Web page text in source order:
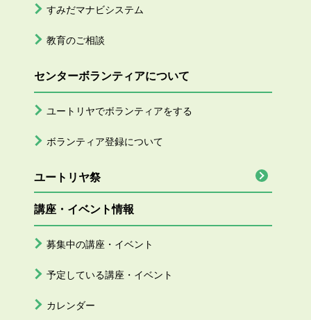
すみだマナビシステム
教育のご相談
センターボランティアについて
ユートリヤでボランティアをする
ボランティア登録について
ユートリヤ祭
講座・イベント情報
募集中の講座・イベント
予定している講座・イベント
カレンダー